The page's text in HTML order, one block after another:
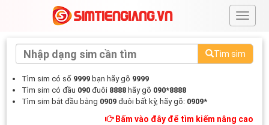
#
Tìm sim
Tìm sim có số 9999 bạn hãy gõ 9999
Tìm sim có đầu 090 đuôi 8888 hãy gõ 090*8888
Tìm sim bắt đầu bằng 0909 đuôi bất kỳ, hãy gõ: 0909*
Bấm vào đây để tìm kiếm nâng cao